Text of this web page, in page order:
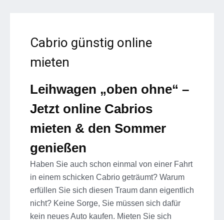
Cabrio günstig online
mieten
Leihwagen „oben ohne“ –
Jetzt online Cabrios
mieten & den Sommer
genießen
Haben Sie auch schon einmal von einer Fahrt
in einem schicken Cabrio geträumt? Warum
erfüllen Sie sich diesen Traum dann eigentlich
nicht? Keine Sorge, Sie müssen sich dafür
kein neues Auto kaufen. Mieten Sie sich